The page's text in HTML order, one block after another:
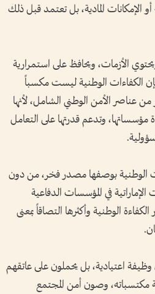
الإمكانات المادية، بل تعتمد قبل ذلك
الأزمات، ويحافظ على استمرارية
فإن الكفاءات الوطنية ليست مكسباً
عناصر الأمن الوطني الشامل، لأنها
مؤسساتها، وتدعم قدرتها على التعامل
الوطنية بوصفها مصدر فخر، من دون
في المؤسسات الدفاعية
الوطنية وأكثرها التصاقاً بمعنى
وظيفة اعتيادية، بل يحملون على عاتقهم
وصون أمن المجتمع